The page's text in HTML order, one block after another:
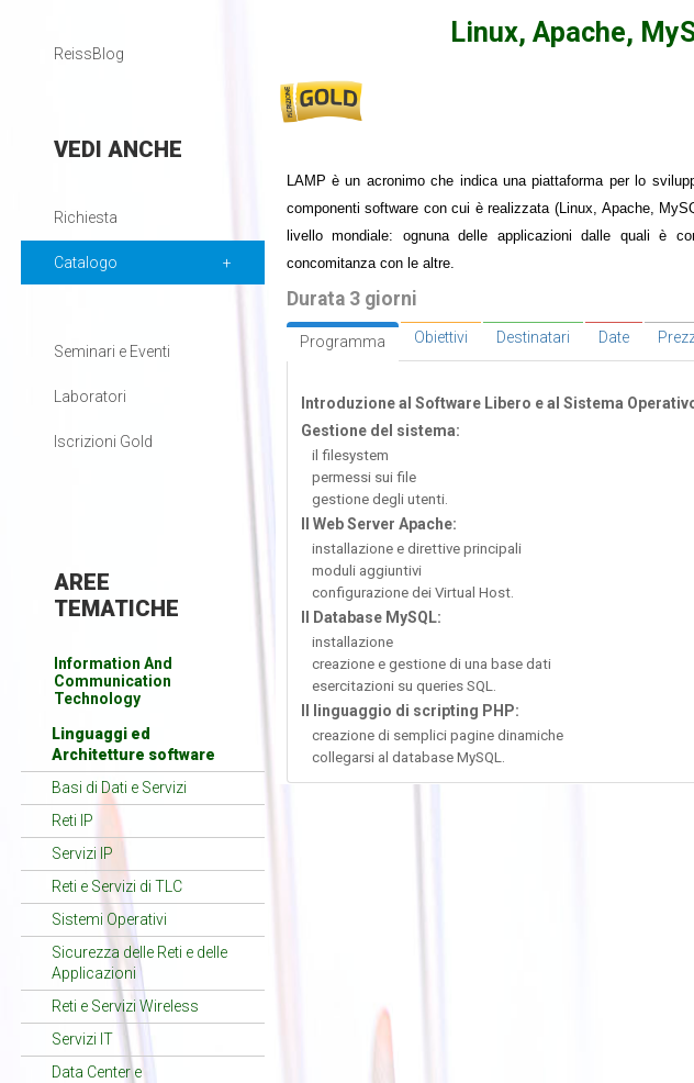
Linux, Apache,
LAMP è un acronimo che indica una piattaforma per lo
componenti software con cui è realizzata (Linux, Apache,
livello mondiale: ognuna delle applicazioni dalle quali è
concomitanza con le altre.
Durata 3 giorni
Programma Obiettivi Destinatari Date
Introduzione al Software Libero e al Sistema
Gestione del sistema:
il filesystem
permessi sui file
gestione degli utenti.
Il Web Server Apache:
installazione e direttive principali
moduli aggiuntivi
configurazione dei Virtual Host.
Il Database MySQL:
installazione
creazione e gestione di una base dati
esercitazioni su queries SQL.
Il linguaggio di scripting PHP:
creazione di semplici pagine dinamiche
collegarsi al database MySQL.
ReissBlog
VEDI ANCHE
Richiesta
Catalogo
Seminari e Eventi
Laboratori
Iscrizioni Gold
AREE
TEMATICHE
Information And
Communication
Technology
Linguaggi ed
Architetture software
Basi di Dati e Servizi
Reti IP
Servizi IP
Reti e Servizi di TLC
Sistemi Operativi
Sicurezza delle Reti e delle
Applicazioni
Reti e Servizi Wireless
Servizi IT
Data Center e